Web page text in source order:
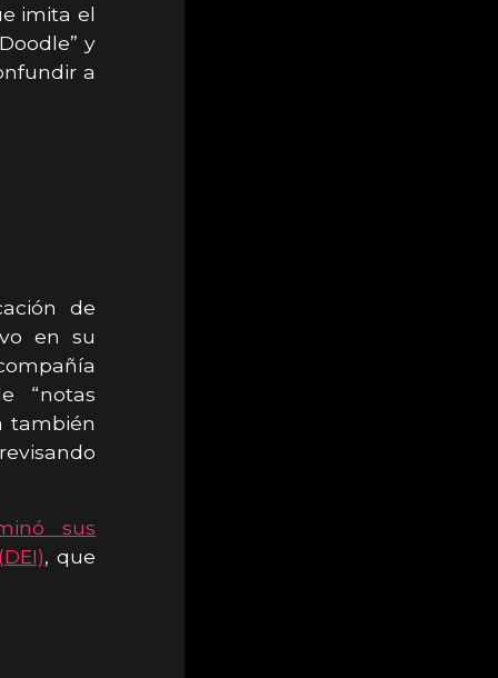
imita el
y
a
de
en su
“notas
también
sus
, que